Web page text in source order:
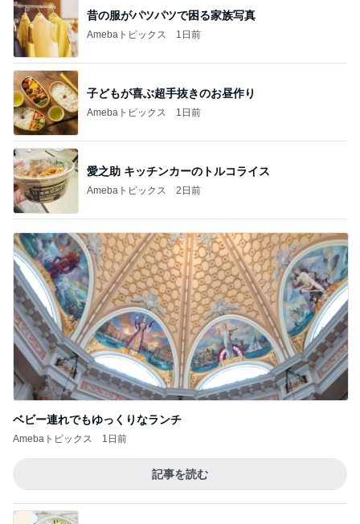
昔の服がパツパツで困る家族写真
Amebaトピックス 1日前
子どもが喜ぶ超手抜きのお昼作り
Amebaトピックス 1日前
愛之助 キッチンカーのトルコライス
Amebaトピックス 2日前
ベビー連れでもゆっくりなランチ
Amebaトピックス 1日前
記事を読む